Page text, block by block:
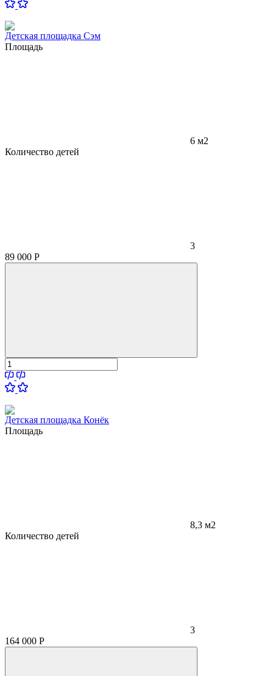
Детская площадка Сэм
Площадь
6 м2
Количество детей
3
89 000 Р
Детская площадка Конёк
Площадь
8,3 м2
Количество детей
3
164 000 Р